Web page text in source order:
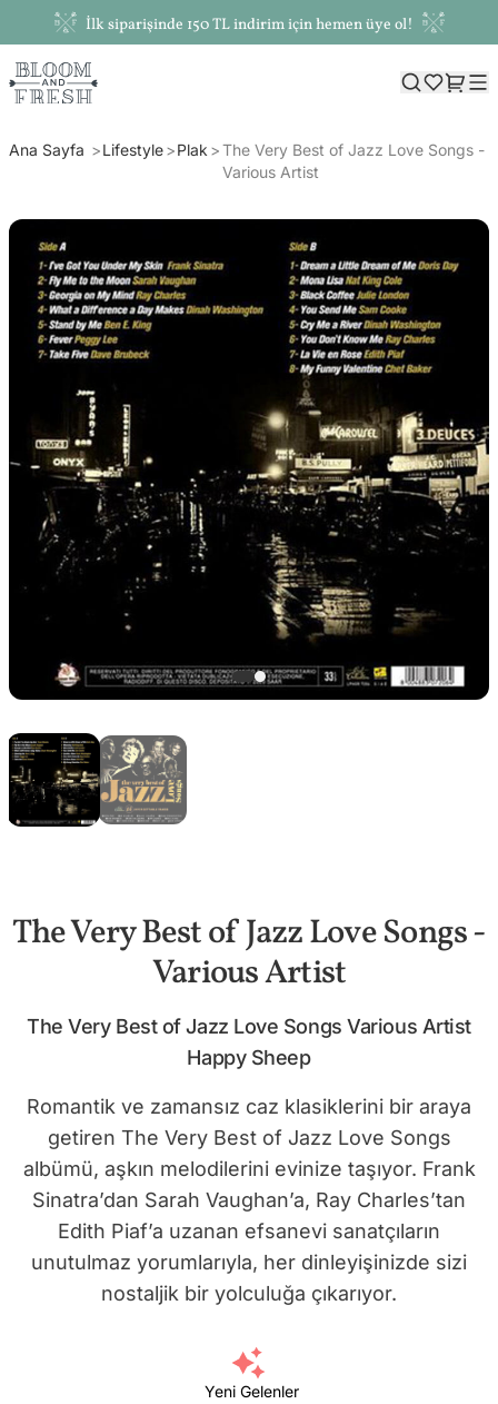
İlk siparişinde 150 TL indirim için hemen üye ol!
Ana Sayfa Lifestyle Plak
The Very Best of Jazz Love Songs -
Various Artist
The Very Best of Jazz Love Songs -
Various Artist
The Very Best of Jazz Love Songs Various Artist
Happy Sheep
Romantik ve zamansız caz klasiklerini bir araya
getiren The Very Best of Jazz Love Songs
albümü, aşkın melodilerini evinize taşıyor. Frank
Sinatra’dan Sarah Vaughan’a, Ray Charles’tan
Edith Piaf’a uzanan efsanevi sanatçıların
unutulmaz yorumlarıyla, her dinleyişinizde sizi
nostaljik bir yolculuğa çıkarıyor.
Yeni Gelenler